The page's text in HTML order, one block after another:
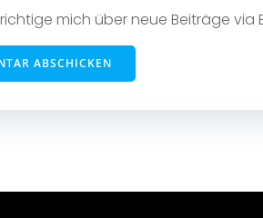
mich über neue Beiträge via